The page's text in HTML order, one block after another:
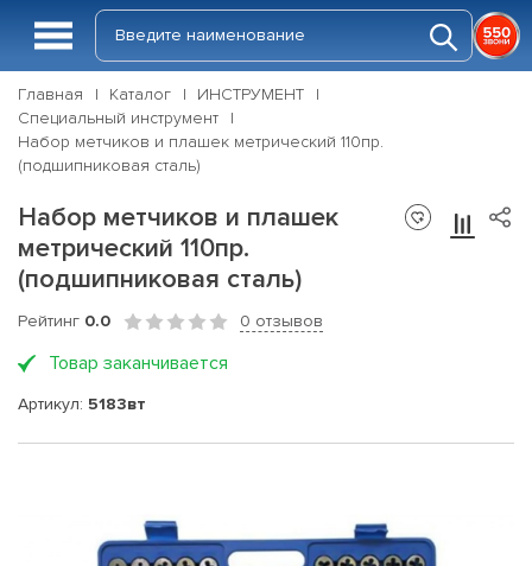
Главная Каталог
ИНСТРУМЕНТ
Специальный инструмент
Набор метчиков и плашек метрический 110пр.
(подшипниковая сталь)
Набор метчиков и плашек
метрический 110пр.
(подшипниковая сталь)
Рейтинг 0.0 0 отзывов
Товар заканчивается
Артикул: 5183вт